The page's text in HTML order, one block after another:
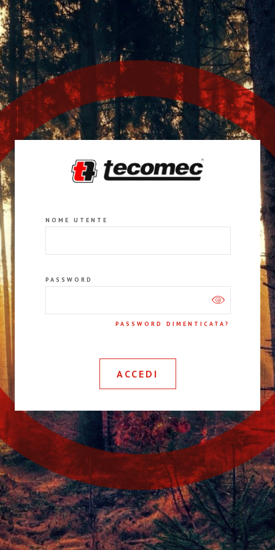
NOME UTENTE
PASSWORD
PASSWORD DIMENTICATA?
ACCEDI